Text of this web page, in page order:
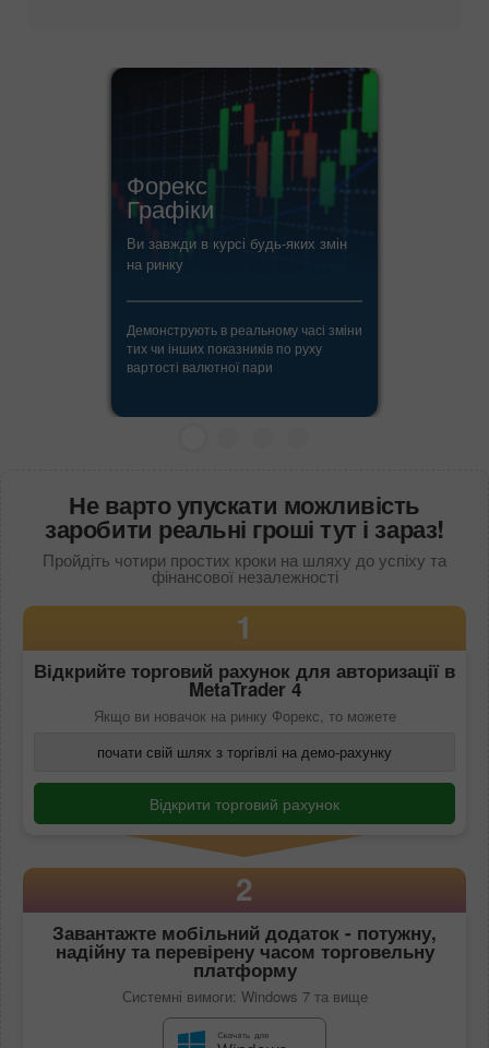
Форекс
Графіки
Ви завжди в курсі будь-яких змін
на ринку
Демонструють в реальному часі зміни
тих чи інших показників по руху
вартості валютної пари
Не варто упускати можливість
заробити реальні гроші тут і зараз!
Пройдіть чотири простих кроки на шляху до успіху та
фінансової незалежності
1
Відкрийте торговий рахунок для авторизації в
MetaTrader 4
Якщо ви новачок на ринку Форекс, то можете
почати свій шлях з торгівлі на демо-рахунку
Відкрити торговий рахунок
2
Завантажте мобільний додаток - потужну,
надійну та перевірену часом торговельну
платформу
Системні вимоги: Windows 7 та вище